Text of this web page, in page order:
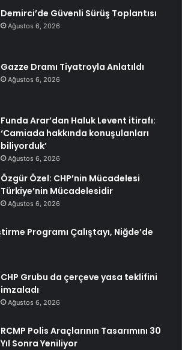
Demirci’de Güvenli Sürüş Toplantısı
Ağustos 6, 2026
Gazze Dramı Tiyatroyla Anlatıldı
Ağustos 6, 2026
Funda Arar’dan Haluk Levent itirafı:
‘Camiada hakkında konuşulanları
biliyorduk’
Ağustos 6, 2026
Özgür Özel: CHP’nin Mücadelesi
Türkiye’nin Mücadelesidir
Ağustos 6, 2026
Programı Çalıştayı, Niğde’de
CHP Grubu da çerçeve yasa teklifini
imzaladı
Ağustos 6, 2026
RCMP Polis Araçlarının Tasarımını 30
Yıl Sonra Yeniliyor